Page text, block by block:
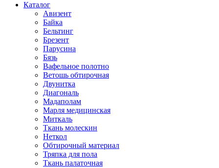
Каталог
Авизент
Байка
Бельтинг
Брезент
Парусина
Бязь
Вафельное полотно
Ветошь обтирочная
Двунитка
Диагональ
Мадаполам
Марля медицинская
Миткаль
Ткань молескин
Неткол
Обтирочный материал
Тряпка для пола
Ткань палаточная